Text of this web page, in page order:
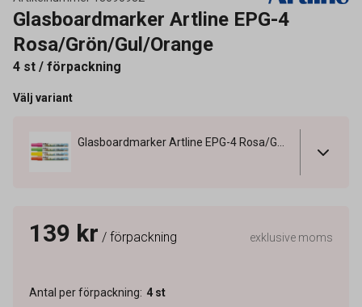
Glasboardmarker Artline EPG-4
Rosa/Grön/Gul/Orange
4 st / förpackning
Välj variant
139 kr / förpackning exklusive moms
Antal per förpackning: 4 st